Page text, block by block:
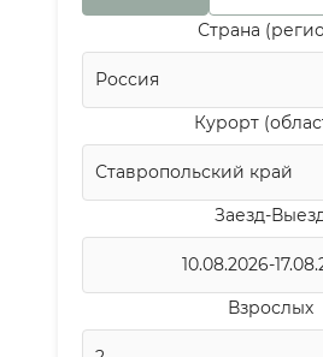
Страна
Курорт
Заезд-
Взрослых